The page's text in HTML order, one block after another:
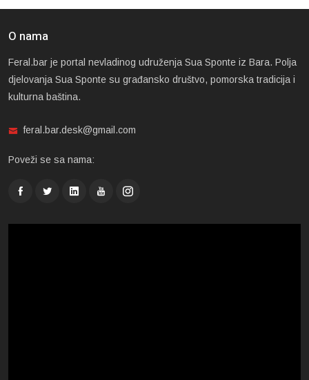
O nama
Feral.bar je portal nevladinog udruženja Sua Sponte iz Bara. Polja
djelovanja Sua Sponte su građansko društvo, pomorska tradicija i
kulturna baština.
feral.bar.desk@gmail.com
Poveži se sa nama: